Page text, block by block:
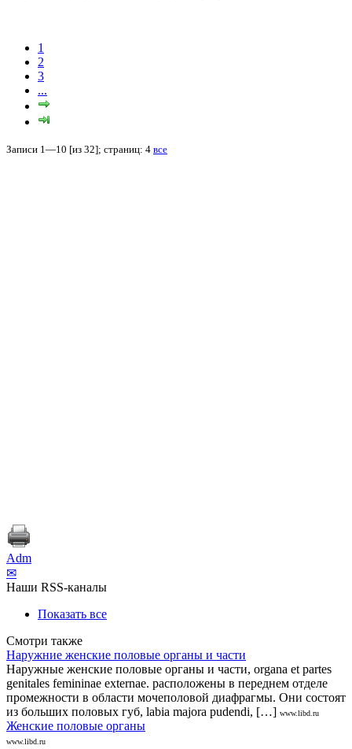
1
2
3
...
Записи 1—10 [из 32]; страниц: 4 все
Adm
✉
Наши RSS-каналы
Показать все
Смотри также
Наружние женские половые органы и части
Наружные женские половые органы и части, organa et partes
genitales femininae externae. расположены в переднем отделе
промежности в области мочеполовой диафрагмы. Они состоят
из больших половых губ, labia majora pudendi, […] www.libd.ru
Женские половые органы
www.libd.ru